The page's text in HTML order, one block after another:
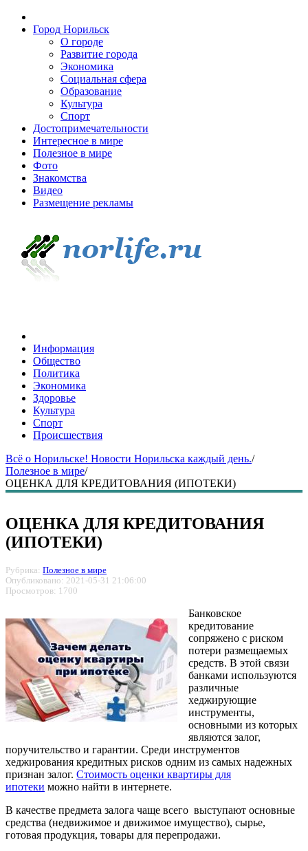
Город Норильск
О городе
Развитие города
Экономика
Социальная сфера
Образование
Культура
Спорт
Достопримечательности
Интересное в мире
Полезное в мире
Фото
Знакомства
Видео
Размещение рекламы
Информация
Общество
Политика
Экономика
Здоровье
Культура
Спорт
Происшествия
Всё о Норильске! Новости Норильска каждый день./
Полезное в мире/
ОЦЕНКА ДЛЯ КРЕДИТОВАНИЯ (ИПОТЕКИ)
ОЦЕНКА ДЛЯ КРЕДИТОВАНИЯ
(ИПОТЕКИ)
Рубрика: Полезное в мире
Опубликовано: 2021-05-31 21:06:00
Просмотров: 1700
Банковское
кредитование
сопряжено с риском
потери размещаемых
средств. В этой связи
банками используются
различные
хеджирующие
инструменты,
основными из которых
являются залог,
поручительство и гарантии. Среди инструментов
хеджирования кредитных рисков одним из самых надежных
признан залог. Стоимость оценки квартиры для
ипотеки можно найти в интернете.
В качестве предмета залога чаще всего выступают основные
средства (недвижимое и движимое имущество), сырье,
готовая продукция, товары для перепродажи.